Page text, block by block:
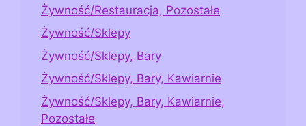
Żywność/Restauracja, Pozostałe
Żywność/Sklepy
Żywność/Sklepy, Bary
Żywność/Sklepy, Bary, Kawiarnie
Żywność/Sklepy, Bary, Kawiarnie,
Pozostałe